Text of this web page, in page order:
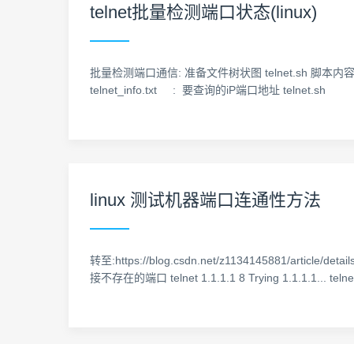
telnet批量检测端口状态(linux)
批量检测端口通信: 准备文件树状图 telnet.sh 脚本
telnet_info.txt : 要查询的iP端口地址 telnet.sh :
linux 测试机器端口连通性方法
转至:https://blog.csdn.net/z1134145881/article/
接不存在的端口 telnet 1.1.1.1 8 Trying 1.1.1.1...